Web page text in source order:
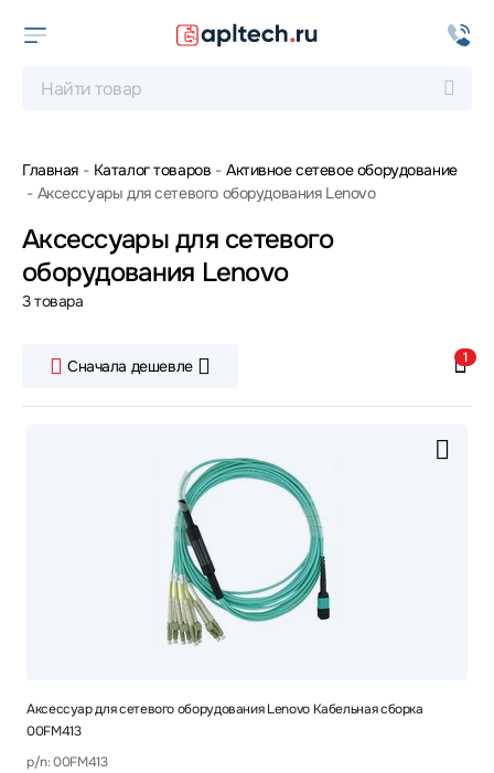
Главная Каталог товаров
Активное сетевое оборудование
Аксессуары для сетевого оборудования Lenovo
Аксессуары для сетевого
оборудования Lenovo
3 товара
Сначала дешевле 1
Аксессуар для сетевого оборудования Lenovo Кабельная сборка
00FM413
p/n: 00FM413